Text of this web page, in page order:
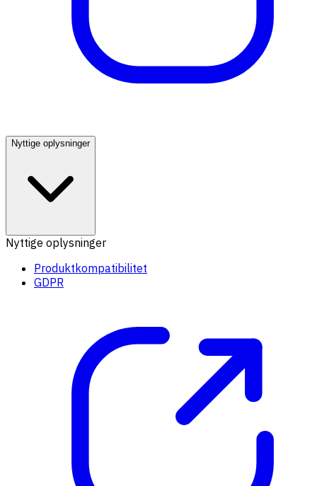
Nyttige oplysninger
Nyttige oplysninger
Produktkompatibilitet
GDPR